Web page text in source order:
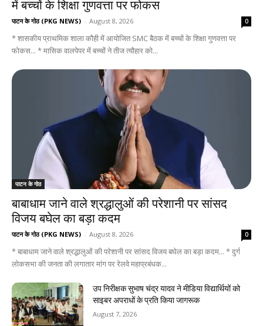
में बच्चों के शिक्षा गुणवत्ता पर फोकस
पाटन के गोठ (PKG NEWS) - August 8, 2026 0
* शासकीय प्राथमिक शाला कौही में आयोजित SMC बैठक में बच्चों के शिक्षा गुणवत्ता पर
फोकस... * मासिक वालपेपर में बच्चों ने तीज त्यौहार को...
पाटन के गोठ
बाबाधाम जाने वाले श्रद्धालुओं की परेशानी पर सांसद
विजय बघेल का बड़ा कदम
पाटन के गोठ (PKG NEWS) - August 8, 2026 0
* बाबाधाम जाने वाले श्रद्धालुओं की परेशानी पर सांसद विजय बघेल का बड़ा कदम... * दुर्ग
लोकसभा की जनता की लगातार मांग पर रेलवे महाप्रबंधक...
उप निरीक्षक सुभाष चंद्र यादव ने मीडिया विद्यार्थियों को
साइबर अपराधों के प्रति किया जागरूक
August 7, 2026